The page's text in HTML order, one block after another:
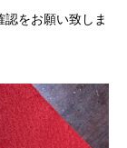
をお願い致しま